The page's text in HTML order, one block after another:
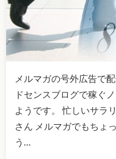
メルマガの号外広告で
ドセンスブログで稼ぐ
ようです。 忙しいサラ
さん メルマガでもちょ
う…